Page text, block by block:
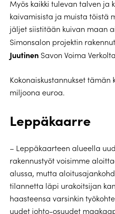
Myös kaikki tulevan talven ja
kaivamisista ja muista töistä
jäljet siistitään kuivan maan
Simonsalon projektin
Juutinen Savon Voima
Kokonaiskustannukset
miljoona euroa.
Leppäkaarre
– Leppäkaarteen alueella
rakennustyöt voisimme
alussa, mutta
tilannetta läpi urakoitsijan
haasteensa varsinkin
uudet johto-osuudet